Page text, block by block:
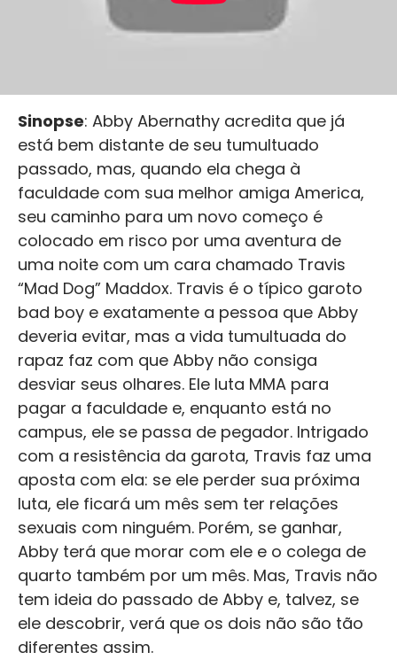
Sinopse: Abby Abernathy acredita que já
está bem distante de seu tumultuado
passado, mas, quando ela chega à
faculdade com sua melhor amiga America,
seu caminho para um novo começo é
colocado em risco por uma aventura de
uma noite com um cara chamado Travis
“Mad Dog” Maddox. Travis é o típico garoto
bad boy e exatamente a pessoa que Abby
deveria evitar, mas a vida tumultuada do
rapaz faz com que Abby não consiga
desviar seus olhares. Ele luta MMA para
pagar a faculdade e, enquanto está no
campus, ele se passa de pegador. Intrigado
com a resistência da garota, Travis faz uma
aposta com ela: se ele perder sua próxima
luta, ele ficará um mês sem ter relações
sexuais com ninguém. Porém, se ganhar,
Abby terá que morar com ele e o colega de
quarto também por um mês. Mas, Travis não
tem ideia do passado de Abby e, talvez, se
ele descobrir, verá que os dois não são tão
diferentes assim.